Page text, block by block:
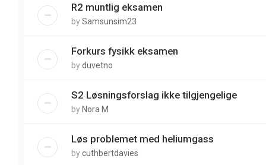
R2 muntlig eksamen
bySamsunsim23
Forkurs fysikk eksamen
byduvetno
S2 Løsningsforslag ikke tilgjengelige
by Nora M
Løs problemet med heliumgass
bycuthbertdavies